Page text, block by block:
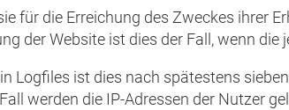
für die Erreichung des Zweckes ihrer
der Website ist dies der Fall, wenn die
Logfiles ist dies nach spätestens
werden die IP-Adressen der Nutzer